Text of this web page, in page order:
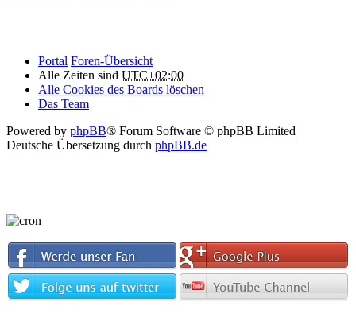
Portal Foren-Übersicht
Alle Zeiten sind UTC+02:00
Alle Cookies des Boards löschen
Das Team
Powered by phpBB® Forum Software © phpBB Limited
Deutsche Übersetzung durch phpBB.de